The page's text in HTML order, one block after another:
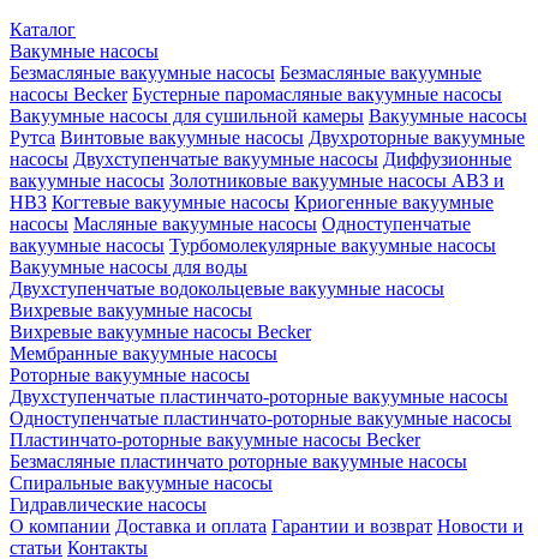
Каталог
Вакумные насосы
Безмасляные вакуумные насосы Безмасляные вакуумные
насосы Becker Бустерные паромасляные вакуумные насосы
Вакуумные насосы для сушильной камеры Вакуумные насосы
Рутса Винтовые вакуумные насосы Двухроторные вакуумные
насосы Двухступенчатые вакуумные насосы Диффузионные
вакуумные насосы Золотниковые вакуумные насосы АВЗ и
НВЗ Когтевые вакуумные насосы Криогенные вакуумные
насосы Масляные вакуумные насосы Одноступенчатые
вакуумные насосы Турбомолекулярные вакуумные насосы
Вакуумные насосы для воды
Двухступенчатые водокольцевые вакуумные насосы
Вихревые вакуумные насосы
Вихревые вакуумные насосы Becker
Мембранные вакуумные насосы
Роторные вакуумные насосы
Двухступенчатые пластинчато-роторные вакуумные насосы
Одноступенчатые пластинчато-роторные вакуумные насосы
Пластинчато-роторные вакуумные насосы Becker
Безмасляные пластинчато роторные вакуумные насосы
Спиральные вакуумные насосы
Гидравлические насосы
О компании Доставка и оплата Гарантии и возврат Новости и
статьи Контакты